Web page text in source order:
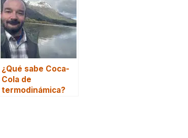
¿Qué sabe Coca-
Cola de
termodinámica?